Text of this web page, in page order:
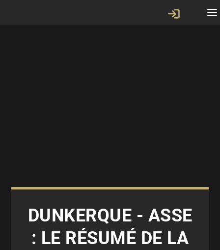
DUNKERQUE - ASSE
: LE RÉSUMÉ DE LA